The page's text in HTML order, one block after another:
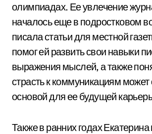
олимпиадах. Ее увлечение
началось еще в подростковом
писала статьи для местной
помог ей развить свои навыки
выражения мыслей, а также
страсть к коммуникациям может
основой для ее будущей
Также в ранних годах